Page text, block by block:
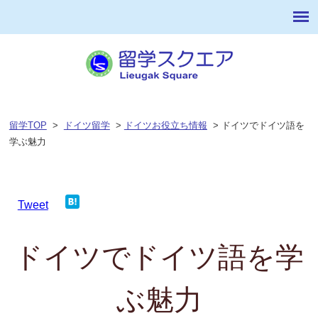
留学TOP > ドイツ留学 > ドイツお役立ち情報 > ドイツでドイツ語を
学ぶ魅力
Tweet
ドイツでドイツ語を学
ぶ魅力